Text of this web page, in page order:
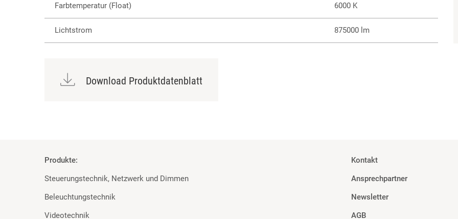
Farbtemperatur (Float) 6000 K
Lichtstrom 875000 lm
Download Produktdatenblatt
Produkte:
Steuerungstechnik, Netzwerk und Dimmen
Beleuchtungstechnik
Videotechnik
Kontakt
Ansprechpartner
Newsletter
AGB